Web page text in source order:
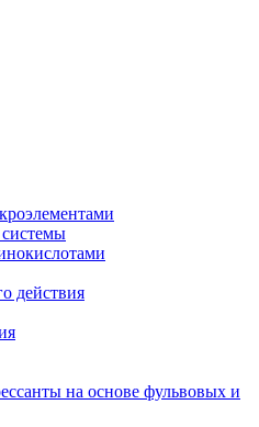
действия
на основе фульвовых и